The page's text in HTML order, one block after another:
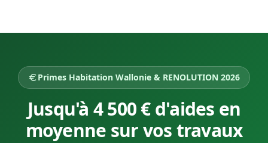
Primes Habitation Wallonie & RENOLUTION 2026
Jusqu'à 4 500 € d'aides en
moyenne sur vos travaux